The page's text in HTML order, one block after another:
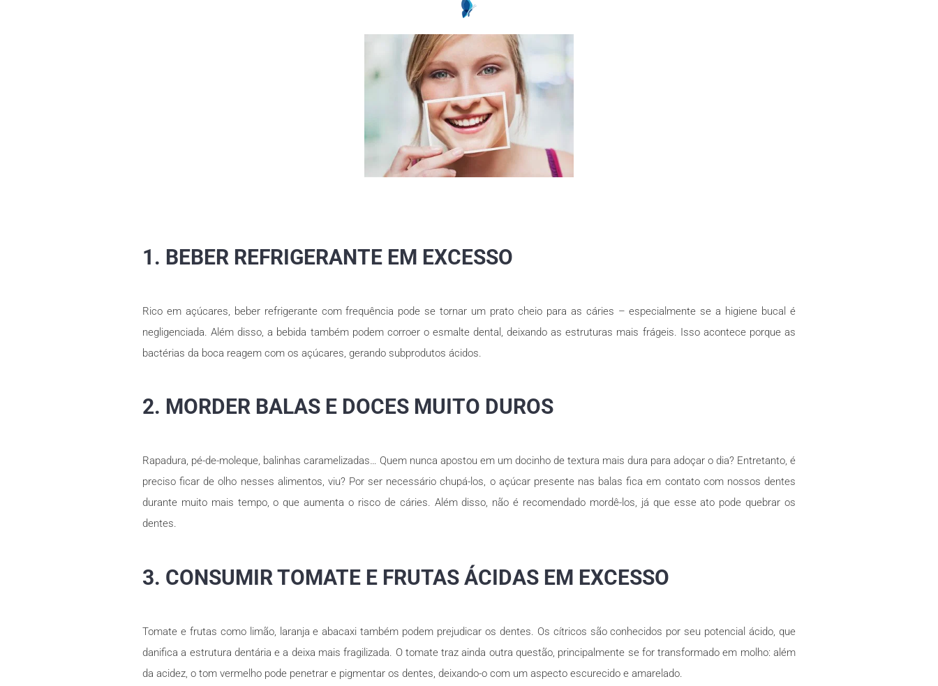
1. BEBER REFRIGERANTE EM EXCESSO
Rico em açúcares, beber refrigerante com frequência pode se tornar um prato cheio para as cáries – especialmente se a higiene bucal é
negligenciada. Além disso, a bebida também podem corroer o esmalte dental, deixando as estruturas mais frágeis. Isso acontece porque as
bactérias da boca reagem com os açúcares, gerando subprodutos ácidos.
2. MORDER BALAS E DOCES MUITO DUROS
Rapadura, pé-de-moleque, balinhas caramelizadas… Quem nunca apostou em um docinho de textura mais dura para adoçar o dia? Entretanto, é
preciso ficar de olho nesses alimentos, viu? Por ser necessário chupá-los, o açúcar presente nas balas fica em contato com nossos dentes
durante muito mais tempo, o que aumenta o risco de cáries. Além disso, não é recomendado mordê-los, já que esse ato pode quebrar os
dentes.
3. CONSUMIR TOMATE E FRUTAS ÁCIDAS EM EXCESSO
Tomate e frutas como limão, laranja e abacaxi também podem prejudicar os dentes. Os cítricos são conhecidos por seu potencial ácido, que
danifica a estrutura dentária e a deixa mais fragilizada. O tomate traz ainda outra questão, principalmente se for transformado em molho: além
da acidez, o tom vermelho pode penetrar e pigmentar os dentes, deixando-o com um aspecto escurecido e amarelado.